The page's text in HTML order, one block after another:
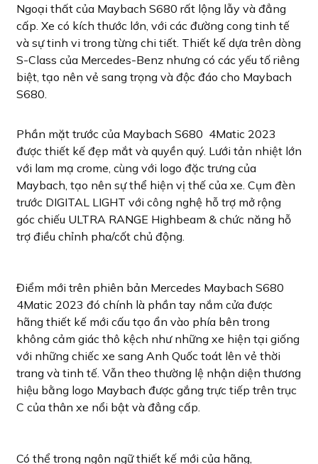
Ngoại thất của Maybach S680 rất lộng lẫy và đẳng
cấp. Xe có kích thước lớn, với các đường cong tinh tế
và sự tinh vi trong từng chi tiết. Thiết kế dựa trên dòng
S-Class của Mercedes-Benz nhưng có các yếu tố riêng
biệt, tạo nên vẻ sang trọng và độc đáo cho Maybach
S680.
Phần mặt trước của Maybach S680 4Matic 2023
được thiết kế đẹp mắt và quyền quý. Lưới tản nhiệt lớn
với lam mạ crome, cùng với logo đặc trưng của
Maybach, tạo nên sự thể hiện vị thế của xe. Cụm đèn
trước DIGITAL LIGHT với công nghệ hỗ trợ mở rộng
góc chiếu ULTRA RANGE Highbeam & chức năng hỗ
trợ điều chỉnh pha/cốt chủ động.
Điểm mới trên phiên bản Mercedes Maybach S680
4Matic 2023 đó chính là phần tay nắm cửa được
hãng thiết kế mới cấu tạo ẩn vào phía bên trong
không cảm giác thô kệch như những xe hiện tại giống
với những chiếc xe sang Anh Quốc toát lên vẻ thời
trang và tinh tế. Vẫn theo thường lệ nhận diện thương
hiệu bằng logo Maybach được gắng trực tiếp trên trục
C của thân xe nổi bật và đẳng cấp.
Có thể trong ngôn ngữ thiết kế mới của hãng,